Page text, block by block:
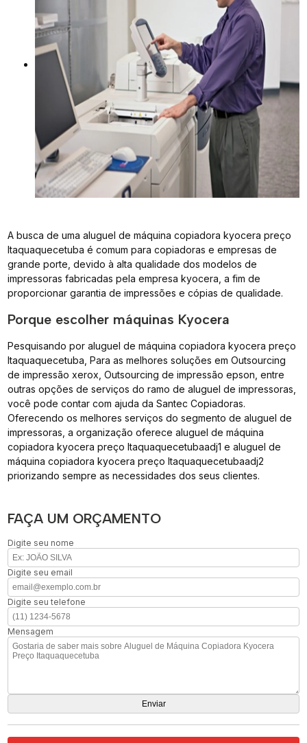
A busca de uma aluguel de máquina copiadora kyocera preço
Itaquaquecetuba é comum para copiadoras e empresas de
grande porte, devido à alta qualidade dos modelos de
impressoras fabricadas pela empresa kyocera, a fim de
proporcionar garantia de impressões e cópias de qualidade.
Porque escolher máquinas Kyocera
Pesquisando por aluguel de máquina copiadora kyocera preço
Itaquaquecetuba, Para as melhores soluções em Outsourcing
de impressão xerox, Outsourcing de impressão epson, entre
outras opções de serviços do ramo de aluguel de impressoras,
você pode contar com ajuda da Santec Copiadoras.
Oferecendo os melhores serviços do segmento de aluguel de
impressoras, a organização oferece aluguel de máquina
copiadora kyocera preço Itaquaquecetubaadj1 e aluguel de
máquina copiadora kyocera preço Itaquaquecetubaadj2
priorizando sempre as necessidades dos seus clientes.
FAÇA UM ORÇAMENTO
Digite seu nome
Digite seu email
Digite seu telefone
Mensagem